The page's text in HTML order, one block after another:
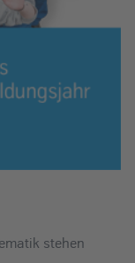
stehen